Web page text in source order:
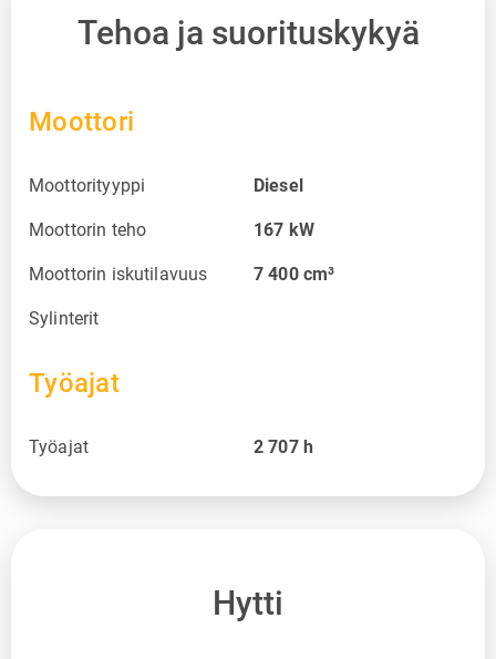
Tehoa ja suorituskykyä
Moottori
Moottorityyppi Diesel
Moottorin teho 167 kW
Moottorin iskutilavuus 7 400 cm³
Sylinterit
Työajat
Työajat 2 707 h
Hytti